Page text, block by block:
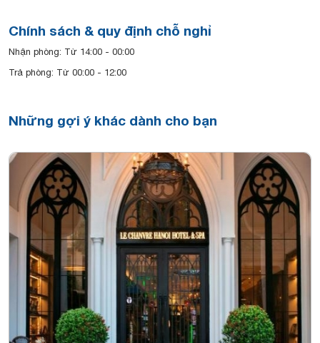
Chính sách & quy định chỗ nghỉ
Nhận phòng: Từ 14:00 - 00:00
Trả phòng: Từ 00:00 - 12:00
Những gợi ý khác dành cho bạn